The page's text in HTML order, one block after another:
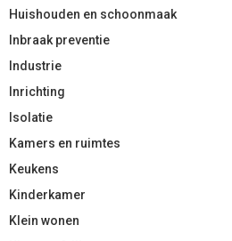
Huishouden en schoonmaak
Inbraak preventie
Industrie
Inrichting
Isolatie
Kamers en ruimtes
Keukens
Kinderkamer
Klein wonen